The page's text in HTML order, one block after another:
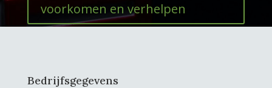
voorkomen en verhelpen
Bedrijfsgegevens